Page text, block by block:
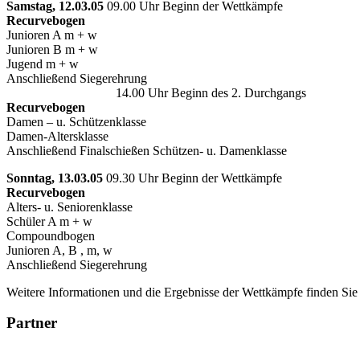
Samstag, 12.03.05 09.00 Uhr Beginn der Wettkämpfe
Recurvebogen
Junioren A m + w
Junioren B m + w
Jugend m + w
Anschließend Siegerehrung
14.00 Uhr Beginn des 2. Durchgangs
Recurvebogen
Damen – u. Schützenklasse
Damen-Altersklasse
Anschließend Finalschießen Schützen- u. Damenklasse
Sonntag, 13.03.05 09.30 Uhr Beginn der Wettkämpfe
Recurvebogen
Alters- u. Seniorenklasse
Schüler A m + w
Compoundbogen
Junioren A, B , m, w
Anschließend Siegerehrung
Weitere Informationen und die Ergebnisse der Wettkämpfe finden Sie
Partner